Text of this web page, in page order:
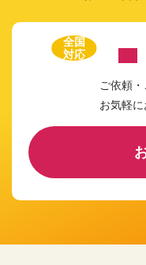
全国
対応
ご依頼
お気軽